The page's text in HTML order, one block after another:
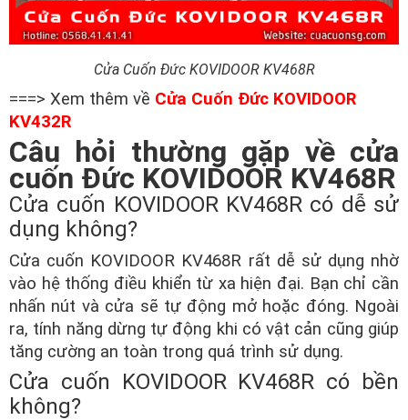
Cửa Cuốn Đức KOVIDOOR KV468R
===> Xem thêm về Cửa Cuốn Đức KOVIDOOR
KV432R
Câu hỏi thường gặp về cửa
cuốn Đức KOVIDOOR KV468R
Cửa cuốn KOVIDOOR KV468R có dễ sử
dụng không?
Cửa cuốn KOVIDOOR KV468R rất dễ sử dụng nhờ
vào hệ thống điều khiển từ xa hiện đại. Bạn chỉ cần
nhấn nút và cửa sẽ tự động mở hoặc đóng. Ngoài
ra, tính năng dừng tự động khi có vật cản cũng giúp
tăng cường an toàn trong quá trình sử dụng.
Cửa cuốn KOVIDOOR KV468R có bền
không?